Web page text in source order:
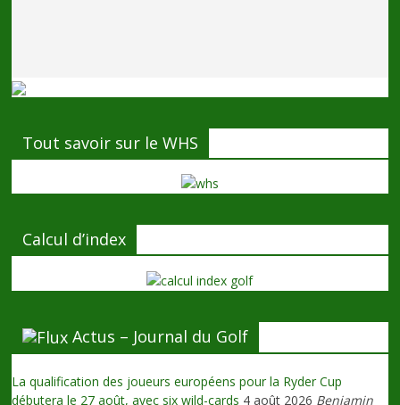
Tout savoir sur le WHS
Calcul d’index
Actus – Journal du Golf
La qualification des joueurs européens pour la Ryder Cup
débutera le 27 août, avec six wild-cards 4 août 2026 Benjamin